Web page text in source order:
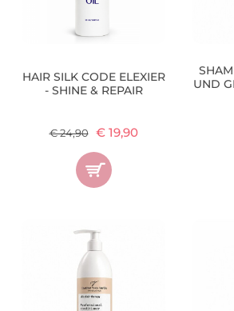
HAIR SILK CODE ELEXIER
- SHINE & REPAIR
€ 24,90 € 19,90
UND